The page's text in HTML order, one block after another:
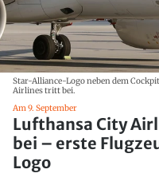
Star-Alliance-Logo neben dem
Airlines tritt bei.
Am 9. September
Lufthansa City
bei – erste
Logo